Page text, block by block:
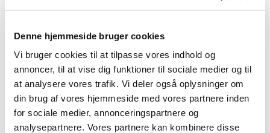
Denne hjemmeside bruger cookies
Vi bruger cookies til at tilpasse vores indhold og
annoncer, til at vise dig funktioner til sociale medier og til
at analysere vores trafik. Vi deler også oplysninger om
din brug af vores hjemmeside med vores partnere inden
for sociale medier, annonceringspartnere og
analysepartnere. Vores partnere kan kombinere disse
For præcis ét år siden trådte EU’s nye HTA-forordning i
Manglende høringssvar om tilskudsstatus for
allergi-lægemidler
|12. januar 2026 |
Medicintilskudsnævnets forslag til den fremtidige
tilskudsstatus for lægemidler mod allergi var i efteråret